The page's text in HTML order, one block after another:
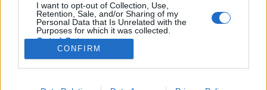
I want to opt-out of Collection, Use,
Retention, Sale, and/or Sharing of my
Personal Data that Is Unrelated with the
Purposes for which it was collected.
Opted Out
Google consents
I want to allow Google to enable storage
CONFIRM
Cselényi László sara, a gyanús cégek között
felbukkan egy RTL Klub-közeli…